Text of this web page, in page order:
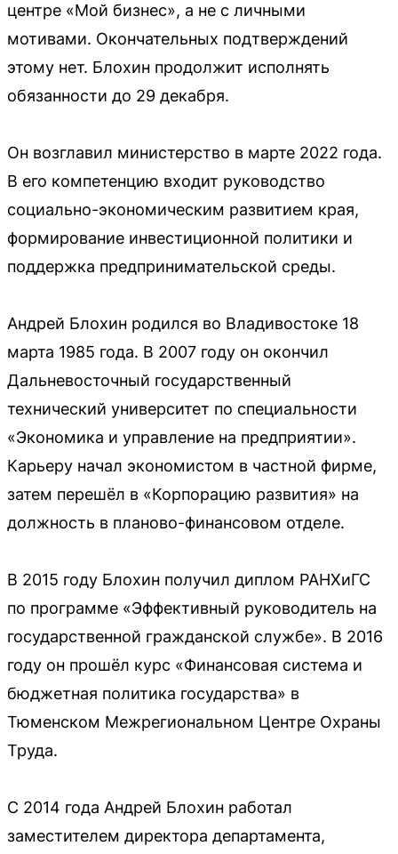
центре «Мой бизнес», а не с личными
мотивами. Окончательных подтверждений
этому нет. Блохин продолжит исполнять
обязанности до 29 декабря.
Он возглавил министерство в марте 2022 года.
В его компетенцию входит руководство
социально-экономическим развитием края,
формирование инвестиционной политики и
поддержка предпринимательской среды.
Андрей Блохин родился во Владивостоке 18
марта 1985 года. В 2007 году он окончил
Дальневосточный государственный
технический университет по специальности
«Экономика и управление на предприятии».
Карьеру начал экономистом в частной фирме,
затем перешёл в «Корпорацию развития» на
должность в планово-финансовом отделе.
В 2015 году Блохин получил диплом РАНХиГС
по программе «Эффективный руководитель на
государственной гражданской службе». В 2016
году он прошёл курс «Финансовая система и
бюджетная политика государства» в
Тюменском Межрегиональном Центре Охраны
Труда.
С 2014 года Андрей Блохин работал
заместителем директора департамента,